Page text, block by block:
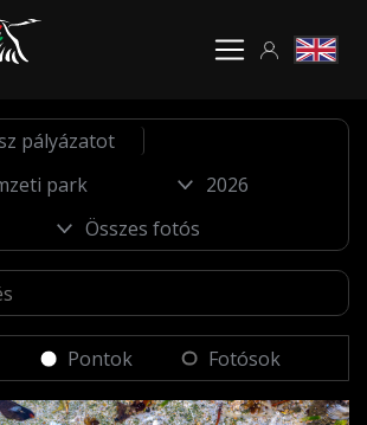
pályázatot
Pontok Fotósok